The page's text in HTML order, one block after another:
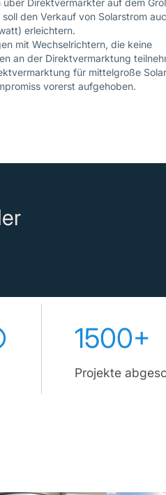
Direktvermarkter auf dem
den Verkauf von Solarstrom
erleichtern.
mit Wechselrichtern, die keine
an der Direktvermarktung
für mittelgroße
vorerst aufgehoben.
1500+
Projekte